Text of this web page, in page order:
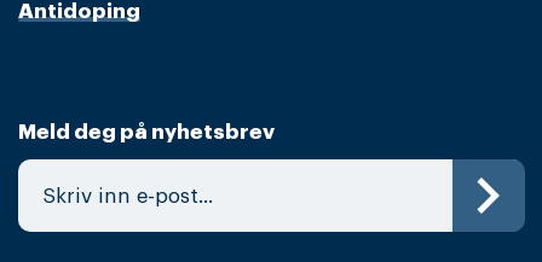
Antidoping
Meld deg på nyhetsbrev